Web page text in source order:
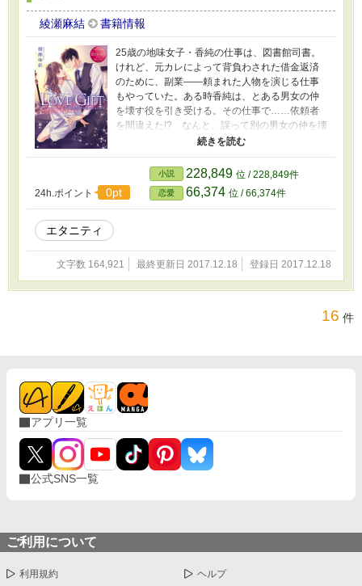
綾瀬麻結 書籍情報
25歳の地味女子・香純の仕事は、図書館司書。
けれど、元カレによって背負わされた借金返済
のために、副業――頼まれた人物を演じる仕事
もやっていた。ある時香純は、とある男女の仲
を壊す役を引き受ける。その仕事で……依頼者
を間違えた!? なんと、誤って別の男女の仲を壊
してしまったのだ。焦る香純に、被害者の男
性・秀明が告げる。「今去っていった女性の代
わりに、自分の婚約者のフリをしろ」と。それ
で償いになるならと、香純はその要求を呑ん
だ。しかし“婚約者のフリ”のはずが、秀明に夜ご
と妖しく迫られて――!?
24h.ポイント 0pt
小説 228,849 位 / 228,849件
恋愛 66,374 位 / 66,374件
エタニティ
文字数 164,921 最終更新日 2017.12.18 登録日 2017.12.18
16 件
アプリ一覧
公式SNS一覧
ご利用について
利用規約 ヘルプ